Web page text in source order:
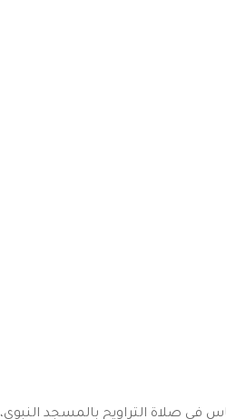
في صلاة التراويح بالمسجد النبوي،